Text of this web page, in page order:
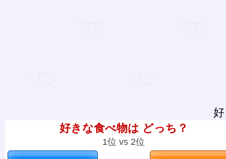
好きな食べ物は どっち？
1位 vs 2位